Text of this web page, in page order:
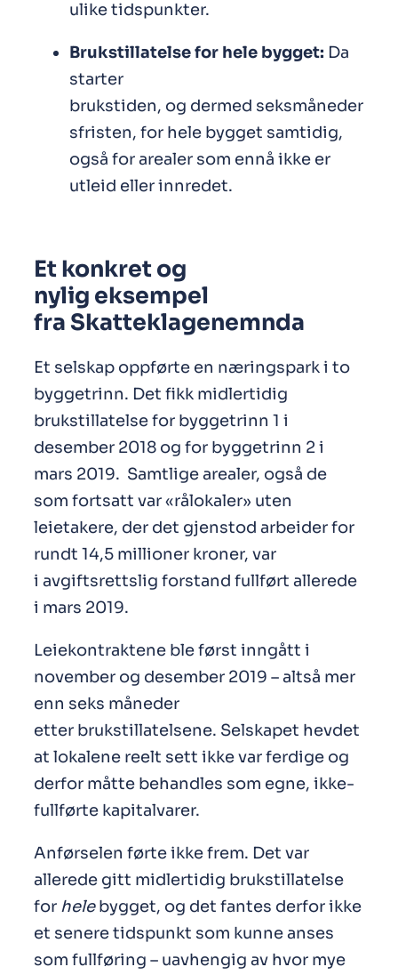
ulike tidspunkter.
Brukstillatelse for hele bygget: Da
starter
brukstiden, og dermed seksmåneder
sfristen, for hele bygget samtidig,
også for arealer som ennå ikke er
utleid eller innredet.
Et konkret og
nylig eksempel
fra Skatteklagenemnda
Et selskap oppførte en næringspark i to
byggetrinn. Det fikk midlertidig
brukstillatelse for byggetrinn 1 i
desember 2018 og for byggetrinn 2 i
mars 2019. Samtlige arealer, også de
som fortsatt var «rålokaler» uten
leietakere, der det gjenstod arbeider for
rundt 14,5 millioner kroner, var
i avgiftsrettslig forstand fullført allerede
i mars 2019.
Leiekontraktene ble først inngått i
november og desember 2019 – altså mer
enn seks måneder
etter brukstillatelsene. Selskapet hevdet
at lokalene reelt sett ikke var ferdige og
derfor måtte behandles som egne, ikke-
fullførte kapitalvarer.
Anførselen førte ikke frem. Det var
allerede gitt midlertidig brukstillatelse
for helebygget, og det fantes derfor ikke
et senere tidspunkt som kunne anses
som fullføring – uavhengig av hvor mye